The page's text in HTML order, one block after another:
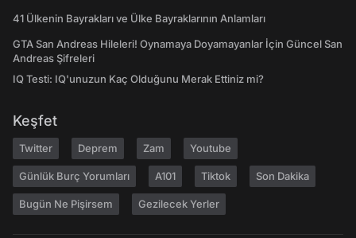
41 Ülkenin Bayrakları ve Ülke Bayraklarının Anlamları
GTA San Andreas Hileleri! Oynamaya Doyamayanlar İçin Güncel San
Andreas Şifreleri
IQ Testi: IQ'unuzun Kaç Olduğunu Merak Ettiniz mi?
Keşfet
Twitter Deprem Zam Youtube
Günlük Burç Yorumları A101 Tiktok Son Dakika
Bugün Ne Pişirsem Gezilecek Yerler